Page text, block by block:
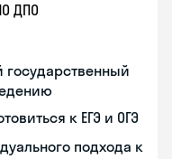
ДПО
к ЕГЭ и ОГЭ
подхода к